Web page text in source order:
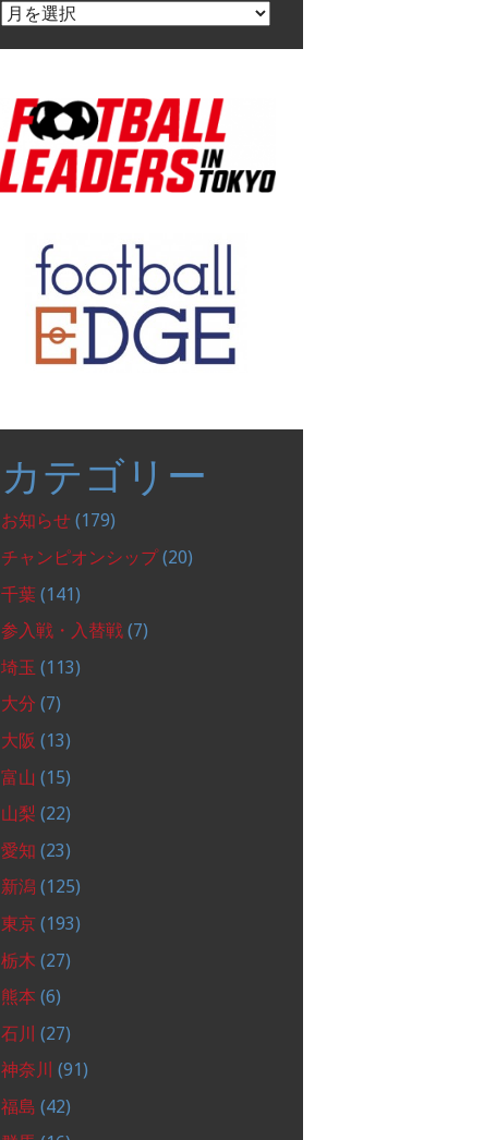
月
カテゴリー
お知らせ (179)
チャンピオンシップ(20)
千葉 (141)
参入戦・入替戦 (7)
埼玉 (113)
大分 (7)
大阪 (13)
富山 (15)
山梨 (22)
愛知 (23)
新潟 (125)
東京 (193)
栃木 (27)
熊本 (6)
石川 (27)
神奈川 (91)
福島 (42)